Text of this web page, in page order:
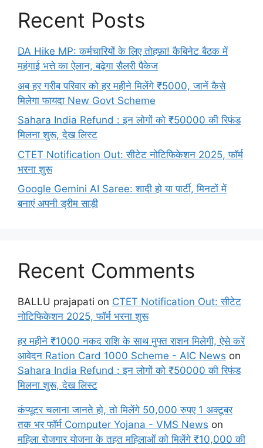
Recent Posts
DA Hike MP: कर्मचारियों के लिए तोहफ़ा! कैबिनेट बैठक में
महंगाई भत्ते का ऐलान, बढ़ेगा सैलरी पैकेज
अब हर गरीब परिवार को हर महीने मिलेंगे ₹5000, जानें कैसे
मिलेगा फायदा New Govt Scheme
Sahara India Refund : इन लोगों को ₹50000 की रिफंड
मिलना शुरू, देख लिस्ट
CTET Notification Out: सीटेट नोटिफिकेशन 2025, फॉर्म
भरना शुरू
Google Gemini AI Saree: शादी हो या पार्टी, मिनटों में
बनाएं अपनी ड्रीम साड़ी
Recent Comments
BALLU prajapati on CTET Notification Out: सीटेट
नोटिफिकेशन 2025, फॉर्म भरना शुरू
हर महीने ₹1000 नकद राशि के साथ मुफ्त राशन मिलेगी, ऐसे करें
आवेदन Ration Card 1000 Scheme - AIC News on
Sahara India Refund : इन लोगों को ₹50000 की रिफंड
मिलना शुरू, देख लिस्ट
कंप्यूटर चलाना जानते हो, तो मिलेंगे 50,000 रुपए 1 अक्टूबर
तक भर फॉर्म Computer Yojana - VMS News on
महिला रोजगार योजना के तहत महिलाओं को मिलेंगे ₹10,000 की